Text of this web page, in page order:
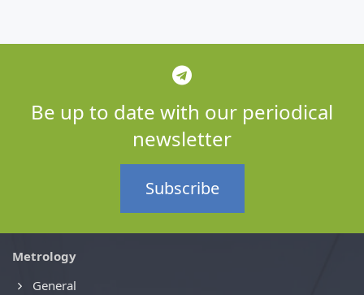
Be up to date with our periodical
newsletter
Subscribe
Metrology
General